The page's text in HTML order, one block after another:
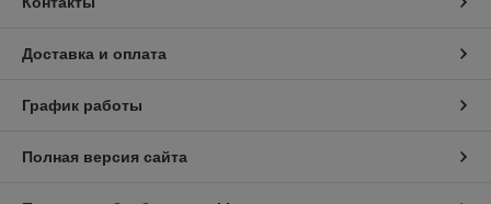
Доставка и оплата
График работы
Полная версия сайта